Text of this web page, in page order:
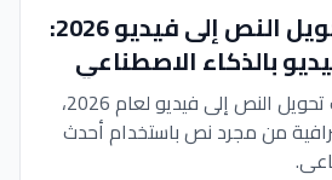
أفضل أدوات تحويل النص إلى فيديو 2026:
بالذكاء الاصطناعي
اكتشف أفضل أدوات تحويل النص إلى فيديو لعام 2026،
من مجرد نص باستخدام أحدث